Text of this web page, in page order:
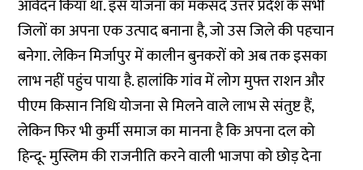
आवेदन किया था. इस योजना का मकसद उत्तर प्रदेश के सभी
जिलों का अपना एक उत्पाद बनाना है, जो उस जिले की पहचान
बनेगा. लेकिन मिर्जापुर में कालीन बुनकरों को अब तक इसका
लाभ नहीं पहुंच पाया है. हालांकि गांव में लोग मुफ्त राशन और
पीएम किसान निधि योजना से मिलने वाले लाभ से संतुष्ट हैं,
लेकिन फिर भी कुर्मी समाज का मानना है कि अपना दल को
हिन्दू- मुस्लिम की राजनीति करने वाली भाजपा को छोड़ देना